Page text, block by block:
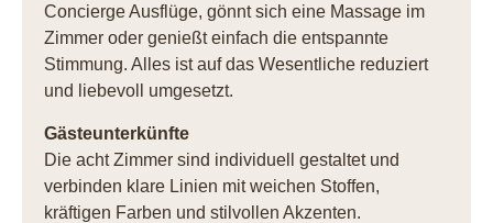
Concierge Ausflüge, gönnt sich eine Massage im
Zimmer oder genießt einfach die entspannte
Stimmung. Alles ist auf das Wesentliche reduziert
und liebevoll umgesetzt.
Gästeunterkünfte
Die acht Zimmer sind individuell gestaltet und
verbinden klare Linien mit weichen Stoffen,
kräftigen Farben und stilvollen Akzenten.